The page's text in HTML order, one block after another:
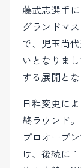
藤武志選手
グランドマ
で、児玉尚
いとなりま
する展開とな
日程変更に
終ラウンド。
プロオープ
け、後続に